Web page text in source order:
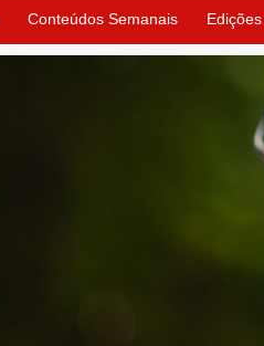
Conteúdos Semanais